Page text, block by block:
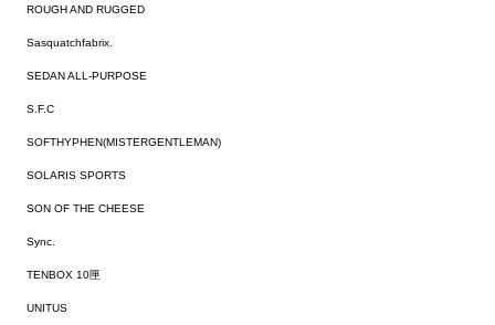
ROUGH AND RUGGED
Sasquatchfabrix.
SEDAN ALL-PURPOSE
S.F.C
SOFTHYPHEN(MISTERGENTLEMAN)
SOLARIS SPORTS
SON OF THE CHEESE
Sync.
TENBOX 10匣
UNITUS